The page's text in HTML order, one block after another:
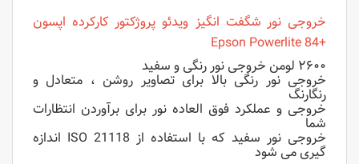
خروجی نور شگفت انگیز ویدئو پروژکتور کارکرده اپسون
+Epson Powerlite 84
۲۶۰۰ لومن خروجی نور رنگی و سفید
خروجی نور رنگی بالا برای تصاویر روشن ، متعادل و
رنگارنگ
خروجی و عملکرد فوق العاده نور برای برآوردن انتظارات
شما
خروجی نور سفید که با استفاده از ISO 21118 اندازه
گیری می شود